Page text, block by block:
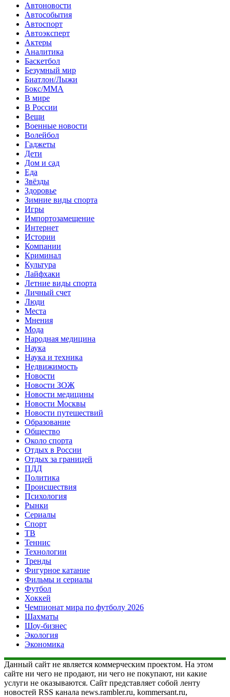
Автоновости
Автособытия
Автоспорт
Автоэксперт
Актеры
Аналитика
Баскетбол
Безумный мир
Биатлон/Лыжи
Бокс/MMA
В мире
В России
Вещи
Военные новости
Волейбол
Гаджеты
Дети
Дом и сад
Еда
Звёзды
Здоровье
Зимние виды спорта
Игры
Импортозамещение
Интернет
Истории
Компании
Криминал
Культура
Лайфхаки
Летние виды спорта
Личный счет
Люди
Места
Мнения
Мода
Народная медицина
Наука
Наука и техника
Недвижимость
Новости
Новости ЗОЖ
Новости медицины
Новости Москвы
Новости путешествий
Образование
Общество
Около спорта
Отдых в России
Отдых за границей
ПДД
Политика
Происшествия
Психология
Рынки
Сериалы
Спорт
ТВ
Теннис
Технологии
Тренды
Фигурное катание
Фильмы и сериалы
Футбол
Хоккей
Чемпионат мира по футболу 2026
Шахматы
Шоу-бизнес
Экология
Экономика
Данный сайт не является коммерческим проектом. На этом
сайте ни чего не продают, ни чего не покупают, ни какие
услуги не оказываются. Сайт представляет собой ленту
новостей RSS канала news.rambler.ru, kommersant.ru,